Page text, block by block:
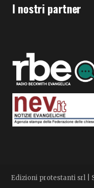
I nostri partner
Edizioni protestanti srl |